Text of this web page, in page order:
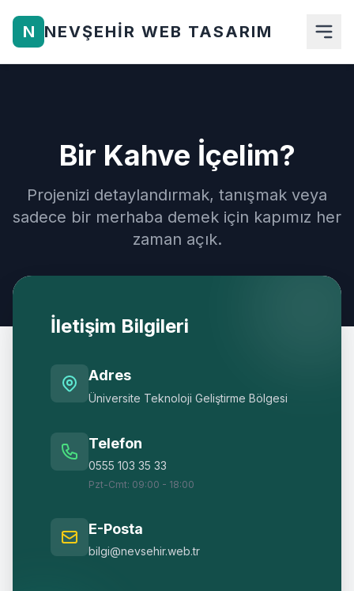
N NEVŞEHIR WEB TASARIM
Hizmetlerimiz
Ürünler
Teklif Al
Bir Kahve İçelim?
Projenizi detaylandırmak, tanışmak veya
sadece bir merhaba demek için kapımız her
zaman açık.
İletişim Bilgileri
Adres
Üniversite Teknoloji Geliştirme Bölgesi
Telefon
0555 103 35 33
Pzt-Cmt: 09:00 - 18:00
E-Posta
bilgi@nevsehir.web.tr